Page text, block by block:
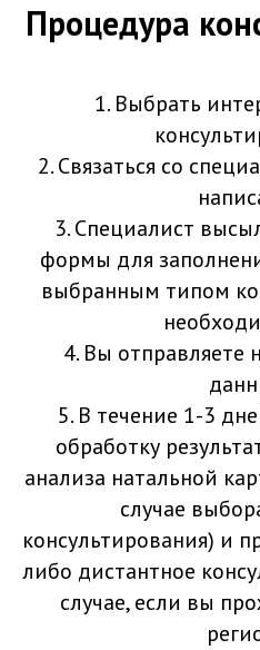
Процедура
1. Выбрать
2. Связаться со
3. Специалист
формы для
выбранным типом
4. Вы
5. В течение 1-3
обработку
анализа натальной
случае
консультирования) и
либо дистантное
случае, если вы